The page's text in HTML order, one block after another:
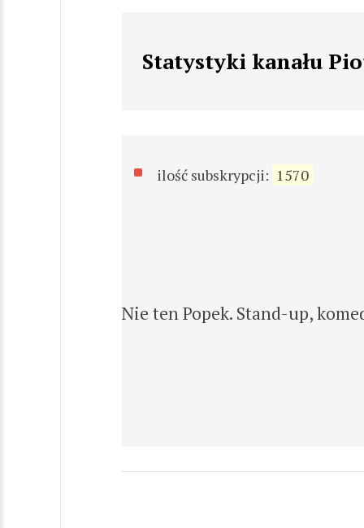
Statystyki kanału
ilość subskrypcji: 1570
Nie ten Popek. Stand-up,